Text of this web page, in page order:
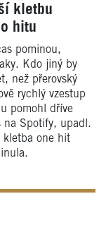
kletbu
hitu
pominou,
Kdo jiný by
než přerovský
rychlý vzestup
pomohl dříve
na Spotify, upadl.
kletba one hit